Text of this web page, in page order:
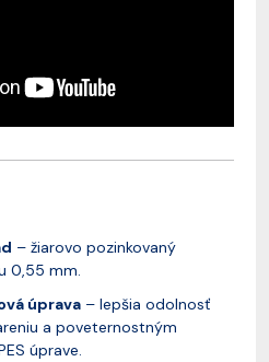
– žiarovo pozinkovaný
0,55 mm.
úprava – lepšia odolnosť
a poveternostným
úprave.